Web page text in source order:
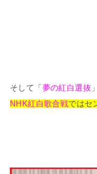
そして「 夢の紅白選抜
NHK紅白歌合戦ではセ